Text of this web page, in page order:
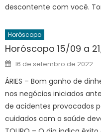
descontente com você.
Horóscopo
Horóscopo 15/09 a
Posted
on
16 de setembro de 2022
ÁRIES – Bom ganho de
nos negócios iniciados
de acidentes provocados
cuidados com a saúde